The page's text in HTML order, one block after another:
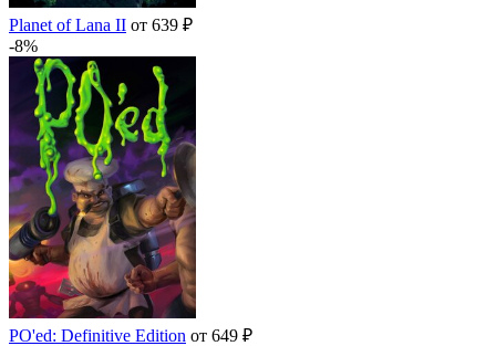
Planet of Lana II от 639 ₽
-8%
PO'ed: Definitive Edition от 649 ₽